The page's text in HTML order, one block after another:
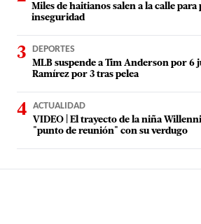
Miles de haitianos salen a la calle
inseguridad
DEPORTES
MLB suspende a Tim Anderson por 6
Ramírez por 3 tras pelea
ACTUALIDAD
VIDEO | El trayecto de la niña Willenni
"punto de reunión" con su verdugo